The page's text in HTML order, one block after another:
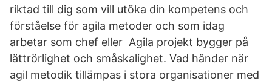
riktad till dig som vill utöka din kompetens och
förståelse för agila metoder och som idag
arbetar som chef eller Agila projekt bygger på
lättrörlighet och småskalighet. Vad händer när
agil metodik tillämpas i stora organisationer med